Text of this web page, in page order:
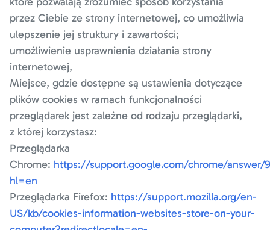
przez Ciebie ze strony internetowej, co umożliwia
ulepszenie jej struktury i zawartości;
umożliwienie usprawnienia działania strony
internetowej,
Miejsce, gdzie dostępne są ustawienia dotyczące
plików cookies w ramach funkcjonalności
przeglądarek jest zależne od rodzaju przeglądarki,
z której korzystasz:
Przeglądarka
Chrome: https://support.google.com/chrome/answer/
hl=en
Przeglądarka Firefox: https://support.mozilla.org/en-
US/kb/cookies-information-websites-store-on-your-